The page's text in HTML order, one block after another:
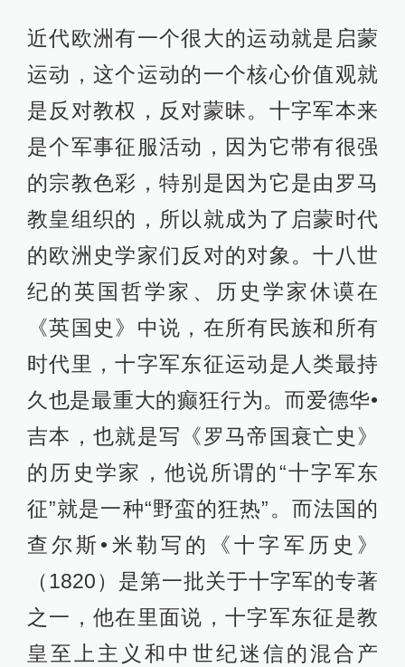
近代欧洲有一个很大的运动就是启蒙
运动，这个运动的一个核心价值观就
是反对教权，反对蒙昧。十字军本来
是个军事征服活动，因为它带有很强
的宗教色彩，特别是因为它是由罗马
教皇组织的，所以就成为了启蒙时代
的欧洲史学家们反对的对象。十八世
纪的英国哲学家、历史学家休谟在
《英国史》中说，在所有民族和所有
时代里，十字军东征运动是人类最持
久也是最重大的癫狂行为。而爱德华•
吉本，也就是写《罗马帝国衰亡史》
的历史学家，他说所谓的“十字军东
征”就是一种“野蛮的狂热”。而法国的
查尔斯•米勒写的《十字军历史》
（1820）是第一批关于十字军的专著
之一，他在里面说，十字军东征是教
皇至上主义和中世纪迷信的混合产